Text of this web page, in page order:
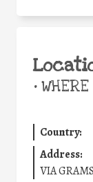
•
Country:
Address:
VIA